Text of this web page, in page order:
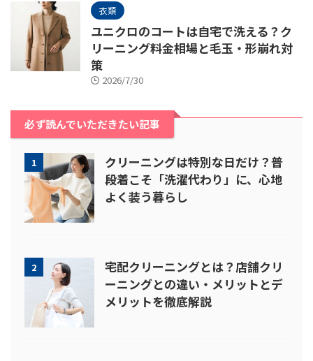
衣類
ユニクロのコートは自宅で洗える？ク
リーニング料金相場と毛玉・形崩れ対
策
2026/7/30
必ず読んでいただきたい記事
1
クリーニングは特別な日だけ？普
段着こそ「洗濯代わり」に、心地
よく装う暮らし
2
宅配クリーニングとは？店舗クリ
ーニングとの違い・メリットとデ
メリットを徹底解説